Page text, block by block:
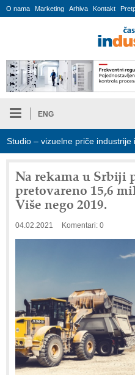
O nama Marketing Arhiva Kontakt
ENG
– vizuelne priče industrije i
Na rekama u Srbiji
pretovareno 15,6
Više nego 2019.
04.02.2021 Komentari: 0